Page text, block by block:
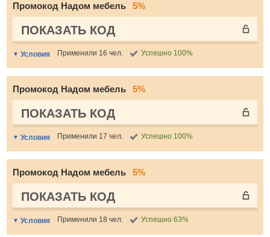
Промокод Надом мебель 5%
ПОКАЗАТЬ КОД
Условия Применили 16 чел. Успешно 100%
Промокод Надом мебель 5%
ПОКАЗАТЬ КОД
Условия Применили 17 чел. Успешно 100%
Промокод Надом мебель 5%
ПОКАЗАТЬ КОД
Условия Применили 18 чел. Успешно 63%